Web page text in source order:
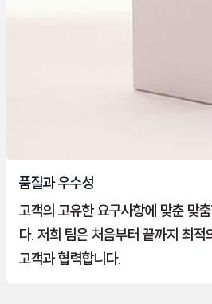
품질과 우수성
고객의 고유한 요구사항에 맞춘 맞
다. 저희 팀은 처음부터 끝까지 최적
고객과 협력합니다.